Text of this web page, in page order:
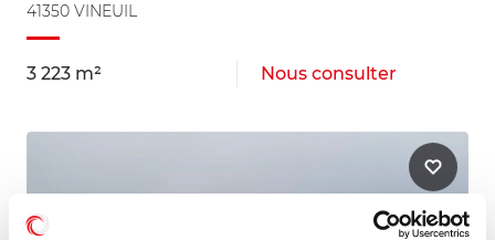
41350 VINEUIL
3 223 m² Nous consulter